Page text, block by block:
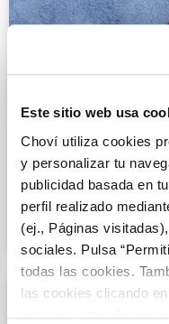
Este sitio web usa
Choví utiliza cookies
y personalizar tu
publicidad basada en
perfil realizado
(ej., Páginas
sociales. Pulsa
todas las cookies.
las cookies clicando
Empanada de
natural